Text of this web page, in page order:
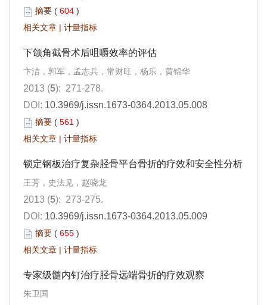
摘要 ( 604 )
相关文章 | 计量指标
下颌角截骨术后咀嚼效率的评估
卞洁，郭军，孟志兵，常财旺，杨乐，黄锦华
2013 (5): 271-278.
DOI: 10.3969/j.issn.1673-0364.2013.05.008
摘要 ( 561 )
相关文章 | 计量指标
锁定钢板治疗复杂胫骨平台骨折的疗效和安全性分析
王芳，史法见，赵晓龙
2013 (5): 273-275.
DOI: 10.3969/j.issn.1673-0364.2013.05.009
摘要 ( 655 )
相关文章 | 计量指标
专家级髓内钉治疗胫骨远端骨折的疗效观察
朱卫国